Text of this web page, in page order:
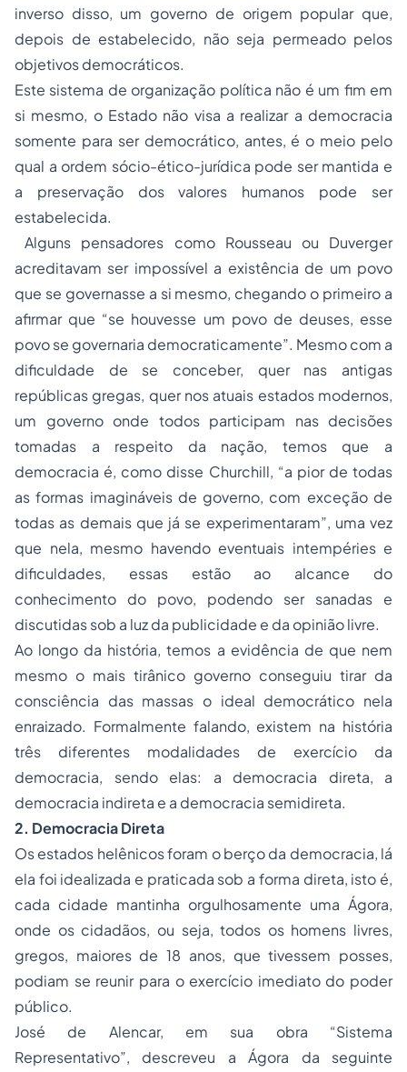
inverso disso, um governo de origem popular que,
depois de estabelecido, não seja permeado pelos
objetivos democráticos.
Este sistema de organização política não é um fim em
si mesmo, o Estado não visa a realizar a democracia
somente para ser democrático, antes, é o meio pelo
qual a ordem sócio-ético-jurídica pode ser mantida e
a preservação dos valores humanos pode ser
estabelecida.
Alguns pensadores como Rousseau ou Duverger
acreditavam ser impossível a existência de um povo
que se governasse a si mesmo, chegando o primeiro a
afirmar que “se houvesse um povo de deuses, esse
povo se governaria democraticamente”. Mesmo com a
dificuldade de se conceber, quer nas antigas
repúblicas gregas, quer nos atuais estados modernos,
um governo onde todos participam nas decisões
tomadas a respeito da nação, temos que a
democracia é, como disse Churchill, “a pior de todas
as formas imagináveis de governo, com exceção de
todas as demais que já se experimentaram”, uma vez
que nela, mesmo havendo eventuais intempéries e
dificuldades, essas estão ao alcance do
conhecimento do povo, podendo ser sanadas e
discutidas sob a luz da publicidade e da opinião livre.
Ao longo da história, temos a evidência de que nem
mesmo o mais tirânico governo conseguiu tirar da
consciência das massas o ideal democrático nela
enraizado. Formalmente falando, existem na história
três diferentes modalidades de exercício da
democracia, sendo elas: a democracia direta, a
democracia indireta e a democracia semidireta.
2. Democracia Direta
Os estados helênicos foram o berço da democracia, lá
ela foi idealizada e praticada sob a forma direta, isto é,
cada cidade mantinha orgulhosamente uma Ágora,
onde os cidadãos, ou seja, todos os homens livres,
gregos, maiores de 18 anos, que tivessem posses,
podiam se reunir para o exercício imediato do poder
público.
José de Alencar, em sua obra “Sistema
Representativo”, descreveu a Ágora da seguinte